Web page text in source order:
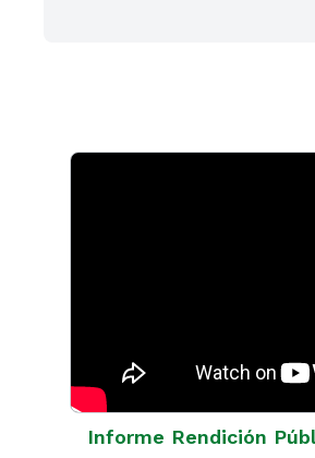
Informe Rendición